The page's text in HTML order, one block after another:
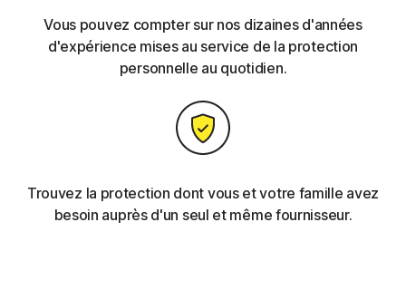
Vous pouvez compter sur nos dizaines d'années
d'expérience mises au service de la protection
personnelle au quotidien.
Trouvez la protection dont vous et votre famille avez
besoin auprès d'un seul et même fournisseur.